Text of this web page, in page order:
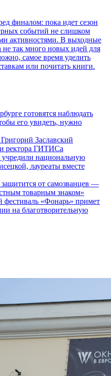
финалом: пока идет сезон
событий не слишком
активностями. В выходные
не так много новых идей для
самое время уделить
или почитать книги.
готовятся наблюдать
его увидеть, нужно
Заславский
ректора ГИТИСа
национальную
лауреаты вместе
от самозванцев —
товарным знаком»
«Фонарь» примет
на благотворительную